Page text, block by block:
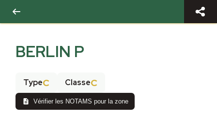
BERLIN P
TypeC ClasseC
Vérifier les NOTAMS pour la zone